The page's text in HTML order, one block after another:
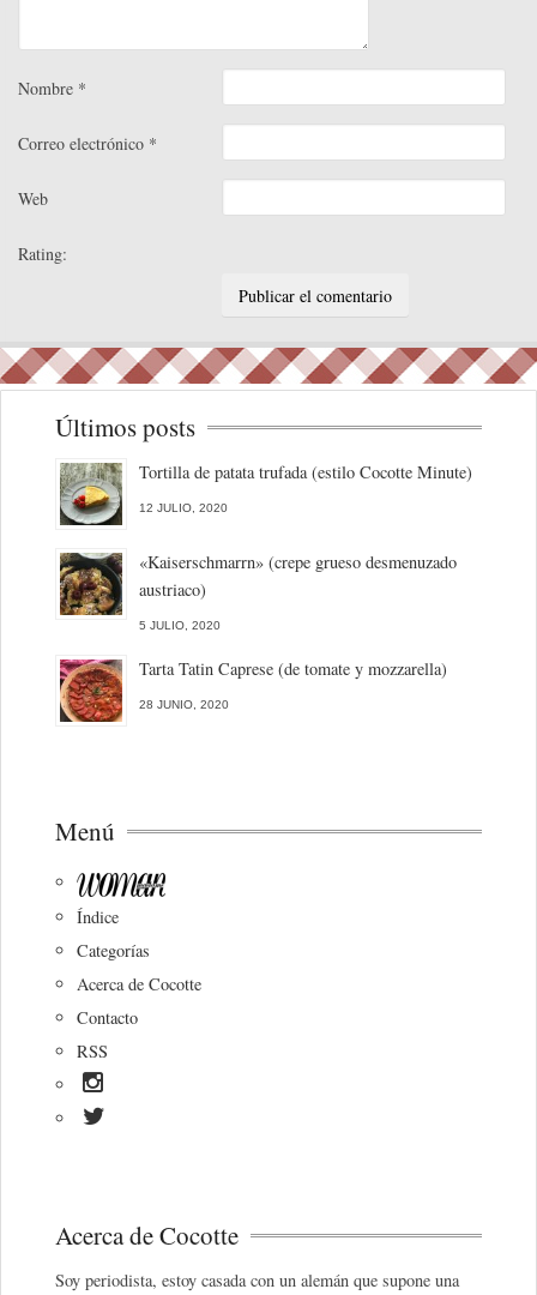
Nombre *
Correo electrónico *
Web
Rating:
Últimos posts
Tortilla de patata trufada (estilo Cocotte Minute)
12 JULIO, 2020
«Kaiserschmarrn» (crepe grueso desmenuzado
austriaco)
5 JULIO, 2020
Tarta Tatin Caprese (de tomate y mozzarella)
28 JUNIO, 2020
Menú
Índice
Categorías
Acerca de Cocotte
Contacto
RSS
Acerca de Cocotte
Soy periodista, estoy casada con un alemán que supone una